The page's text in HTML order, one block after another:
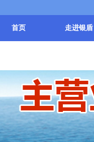
首页 走进银盾